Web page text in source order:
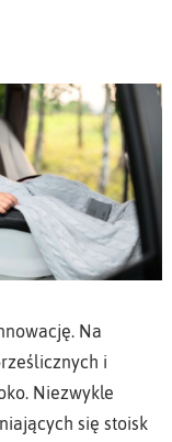
Na
i
Niezwykle
się stoisk